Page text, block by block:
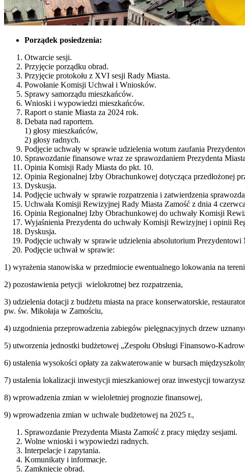
Porządek posiedzenia:
Otwarcie sesji.
Przyjęcie porządku obrad.
Przyjęcie protokołu z XVI sesji Rady Miasta.
Powołanie Komisji Uchwał i Wniosków.
Sprawy samorządu mieszkańców.
Wnioski i wypowiedzi mieszkańców.
Raport o stanie Miasta za 2024 rok.
Debata nad raportem.
1) głosy mieszkańców,
2) głosy radnych.
Podjęcie uchwały w sprawie udzielenia wotum zaufania
Sprawozdanie finansowe wraz ze sprawozdaniem Prezydenta
Opinia Komisji Rady Miasta do pkt. 10.
Opinia Regionalnej Izby Obrachunkowej dotycząca przedłożonej
Dyskusja.
Podjęcie uchwały w sprawie rozpatrzenia i zatwierdzenia
Uchwała Komisji Rewizyjnej Rady Miasta Zamość z dnia 4
Opinia Regionalnej Izby Obrachunkowej do uchwały Komisji
Wyjaśnienia Prezydenta do uchwały Komisji Rewizyjnej i opinii
Dyskusja.
Podjęcie uchwały w sprawie udzielenia absolutorium
Podjęcie uchwał w sprawie:
1) wyrażenia stanowiska w przedmiocie ewentualnego lokowania na
2) pozostawienia petycji wielokrotnej bez rozpatrzenia,
3) udzielenia dotacji z budżetu miasta na prace konserwatorskie,
pw. św. Mikołaja w Zamościu,
4) uzgodnienia przeprowadzenia zabiegów pielęgnacyjnych drzew
5) utworzenia jednostki budżetowej „Zespołu Obsługi Finansowo-
6) ustalenia wysokości opłaty za zakwaterowanie w bursach
7) ustalenia lokalizacji inwestycji mieszkaniowej oraz inwestycji
8) wprowadzenia zmian w wieloletniej prognozie finansowej,
9) wprowadzenia zmian w uchwale budżetowej na 2025 r.,
Sprawozdanie Prezydenta Miasta Zamość z pracy między sesjami.
Wolne wnioski i wypowiedzi radnych.
Interpelacje i zapytania.
Komunikaty i informacje.
Zamknięcie obrad.